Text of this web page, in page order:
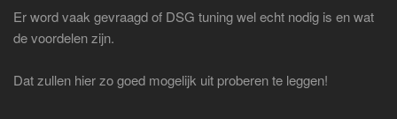
Er word vaak gevraagd of DSG tuning wel echt nodig is en wat
de voordelen zijn.
Dat zullen hier zo goed mogelijk uit proberen te leggen!